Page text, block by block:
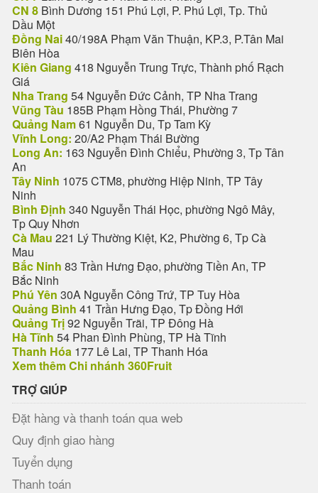
CN 8 Bình Dương 151 Phú Lợi, P. Phú Lợi, Tp. Thủ
Dầu Một
Đồng Nai40/198A Phạm Văn Thuận, KP.3, P.Tân Mai
Biên Hòa
Kiên Giang 418 Nguyễn Trung Trực, Thành phố Rạch
Giá
Nha Trang 54 Nguyễn Đức Cảnh, TP Nha Trang
Vũng Tàu 185B Phạm Hồng Thái, Phường 7
Quảng Nam61 Nguyễn Du, Tp Tam Kỳ
Vĩnh Long: 20/A2 Phạm Thái Bường
Long An: 163 Nguyễn Đình Chiểu, Phường 3, Tp Tân
An
Tây Ninh 1075 CTM8, phường Hiệp Ninh, TP Tây
Ninh
Bình Định 340 Nguyễn Thái Học, phường Ngô Mây,
Tp Quy Nhơn
Cà Mau 221 Lý Thường Kiệt, K2, Phường 6, Tp Cà
Mau
Bắc Ninh 83 Trần Hưng Đạo, phường Tiền An, TP
Bắc Ninh
Phú Yên 30A Nguyễn Công Trứ, TP Tuy Hòa
Quảng Bình 41 Trần Hưng Đạo, Tp Đồng Hới
Quảng Trị92 Nguyễn Trãi, TP Đông Hà
Hà Tĩnh 54 Phan Đình Phùng, TP Hà Tĩnh
Thanh Hóa 177 Lê Lai, TP Thanh Hóa
Xem thêm Chi nhánh 360Fruit
TRỢ GIÚP
Đặt hàng và thanh toán qua web
Quy định giao hàng
Tuyển dụng
Thanh toán